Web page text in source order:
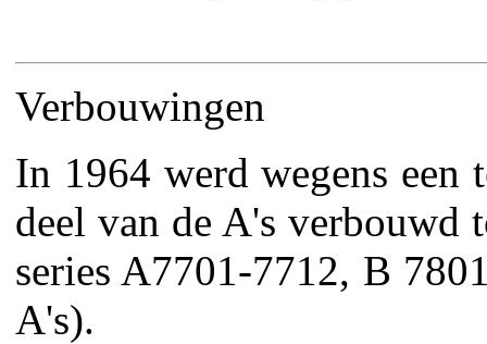
Verbouwingen
In 1964 werd wegens een
deel van de A's verbouwd
series A7701-7712, B
A's).